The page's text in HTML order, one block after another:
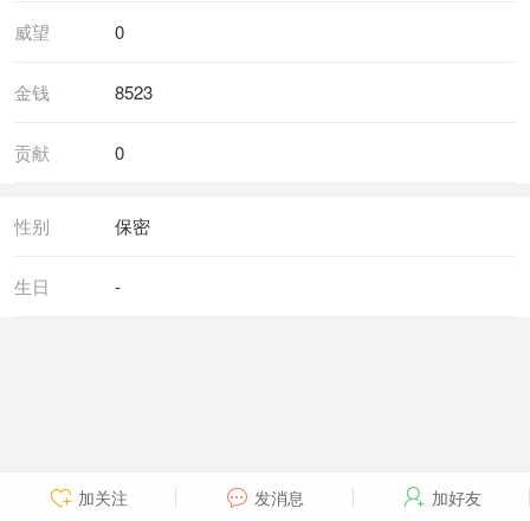
 加关注  发消息  加好友
威望 0
金钱 8523
贡献 0
性别 保密
生日 -